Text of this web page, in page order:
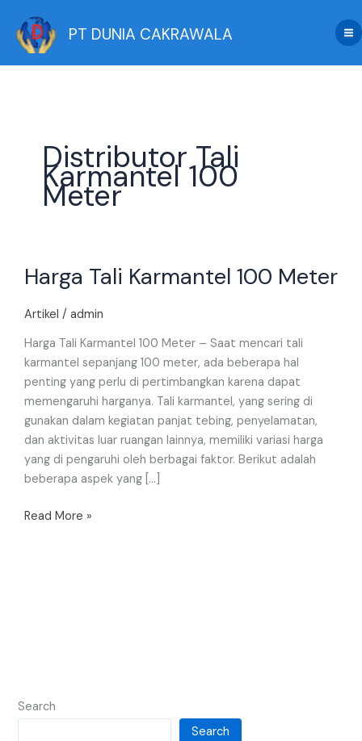
content
PT DUNIA CAKRAWALA
Distributor Tali
Karmantel 100
Meter
Harga Tali Karmantel 100 Meter
Artikel / admin
Harga Tali Karmantel 100 Meter – Saat mencari tali
karmantel sepanjang 100 meter, ada beberapa hal
penting yang perlu di pertimbangkan karena dapat
memengaruhi harganya. Tali karmantel, yang sering di
gunakan dalam kegiatan panjat tebing, penyelamatan,
dan aktivitas luar ruangan lainnya, memiliki variasi harga
yang di pengaruhi oleh berbagai faktor. Berikut adalah
beberapa aspek yang […]
Tali
Karmantel
100
Read More »
Search
Search